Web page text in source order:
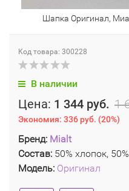
Шапка Оригинал,
Код товара: 300228
В наличии
Цена: 1 344 руб. 1
Экономия: 336 руб. (20%)
Бренд: Mialt
Состав: 50% хлопок,
Модель: Оригинал